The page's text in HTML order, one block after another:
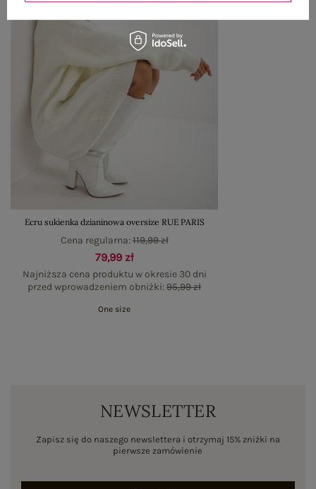
Ecru sukienka dzianinowa oversize RUE PARIS
79,99 zł
Najniższa cena produktu w okresie 30 dni
przed wprowadzeniem obniżki:95,99 zł
Cena regularna:119,99 zł
One size
NEWSLETTER
Zapisz się do naszego newslettera i otrzymaj 15% zniżki na
pierwsze zamówienie